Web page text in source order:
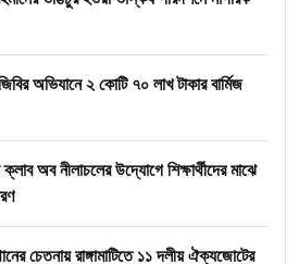
অভিযানে ২ কোটি ৭০ লাখ টাকার বার্মিজ
ক্লাব অব নীলাচলের উদ্যোগে শিক্ষার্থীদের মাঝে
চেতনায় রাঙ্গামাটিতে ১১ দলীয় ঐক্যজোটের